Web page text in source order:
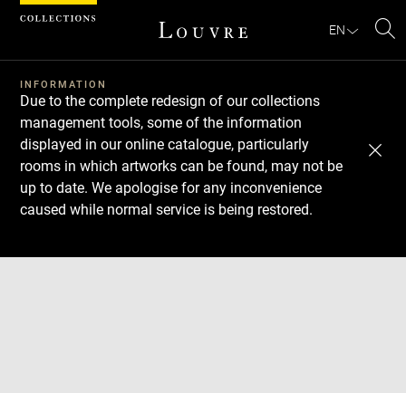
EN
INFORMATION
Due to the complete redesign of our collections
management tools, some of the information
displayed in our online catalogue, particularly
rooms in which artworks can be found, may not be
up to date. We apologise for any inconvenience
caused while normal service is being restored.
Download
Next
Previous
Cookies management panel